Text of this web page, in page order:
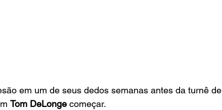
em um de seus dedos semanas antes da turnê de
Tom DeLonge começar.